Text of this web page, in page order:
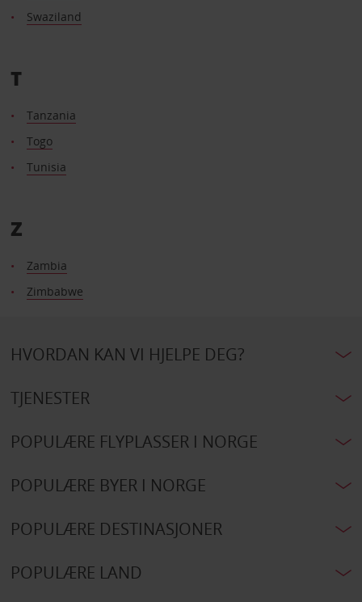
Swaziland
T
Tanzania
Togo
Tunisia
Z
Zambia
Zimbabwe
HVORDAN KAN VI HJELPE DEG?
TJENESTER
POPULÆRE FLYPLASSER I NORGE
POPULÆRE BYER I NORGE
POPULÆRE DESTINASJONER
POPULÆRE LAND